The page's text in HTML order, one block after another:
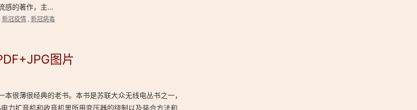
感的著作，主…
, 新冠疫情 , 新冠病毒
图片
很薄很经典的老书。本书是苏联大众无线电丛书之一，
力扩音机和收音机里所用变压器的绕制以及装合方法和